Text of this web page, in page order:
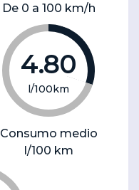
De 0 a 100 km/h
4.80
l/100km
Consumo medio
l/100 km